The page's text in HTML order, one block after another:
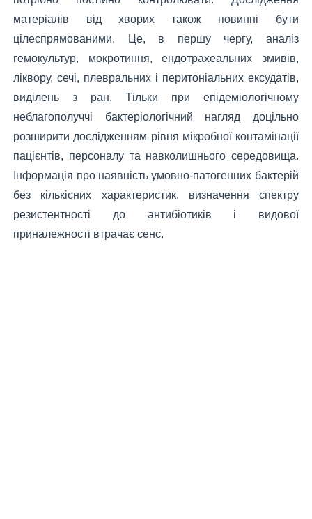
матеріалів від хворих також повинні бути
цілеспрямованими. Це, в першу чергу, аналіз
гемокультур, мокротиння, ендотрахеальних змивів,
ліквору, сечі, плевральних і перитоніальних ексудатів,
виділень з ран. Тільки при епідеміологічному
неблагополуччі бактеріологічний нагляд доцільно
розширити дослідженням рівня мікробної контамінації
пацієнтів, персоналу та навколишнього середовища.
Інформація про наявність умовно-патогенних бактерій
без кількісних характеристик, визначення спектру
резистентності до антибіотиків і видової
приналежності втрачає сенс.